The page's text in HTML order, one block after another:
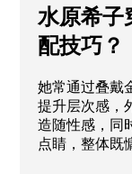
水原希子
配技巧？
她常通过叠戴
提升层次感，
造随性感，同
点睛，整体既